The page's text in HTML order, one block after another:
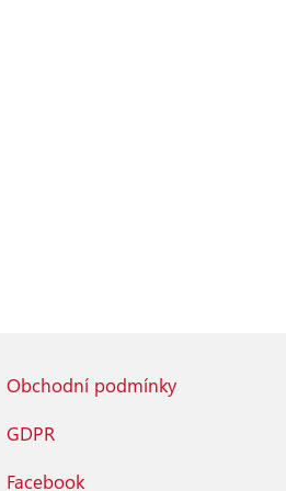
Obchodní podmínky
GDPR
Facebook